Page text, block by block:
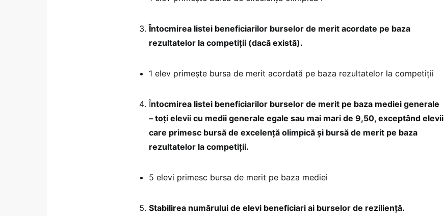
Întocmirea listei beneficiarilor burselor de merit acordate pe baza
rezultatelor la competiții (dacă există).
1 elev primește bursa de merit acordată pe baza rezultatelor la competiții
Întocmirea listei beneficiarilor burselor de merit pe baza mediei generale
– toți elevii cu medii generale egale sau mai mari de 9,50, exceptând elevii
care primesc bursă de excelență olimpică și bursă de merit pe baza
rezultatelor la competiții.
5 elevi primesc bursa de merit pe baza mediei
Stabilirea numărului de elevi beneficiari ai burselor de reziliență.